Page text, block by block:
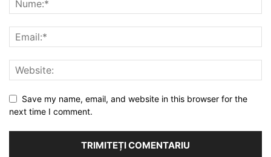
Save my name, email, and website in this browser for the
next time I comment.